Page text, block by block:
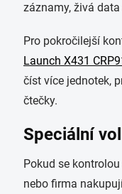
záznamy, živá
Pro pokročilejší
Launch X431
číst více jednotek,
čtečky.
Speciální
Pokud se
nebo firma